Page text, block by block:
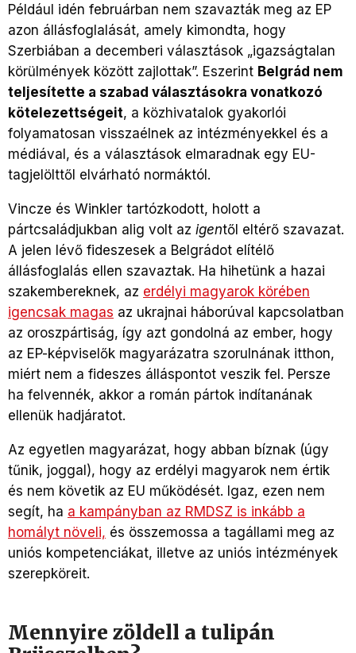
Például idén februárban nem szavazták meg az EP
azon állásfoglalását, amely kimondta, hogy
Szerbiában a decemberi választások „igazságtalan
körülmények között zajlottak”. Eszerint Belgrád nem
teljesítette a szabad választásokra vonatkozó
kötelezettségeit, a közhivatalok gyakorlói
folyamatosan visszaélnek az intézményekkel és a
médiával, és a választások elmaradnak egy EU-
tagjelölttől elvárható normáktól.
Vincze és Winkler tartózkodott, holott a
pártcsaládjukban alig volt az igentől eltérő szavazat.
A jelen lévő fideszesek a Belgrádot elítélő
állásfoglalás ellen szavaztak. Ha hihetünk a hazai
szakembereknek, az erdélyi magyarok körében
igencsak magas az ukrajnai háborúval kapcsolatban
az oroszpártiság, így azt gondolná az ember, hogy
az EP-képviselők magyarázatra szorulnának itthon,
miért nem a fideszes álláspontot veszik fel. Persze
ha felvennék, akkor a román pártok indítanának
ellenük hadjáratot.
Az egyetlen magyarázat, hogy abban bíznak (úgy
tűnik, joggal), hogy az erdélyi magyarok nem értik
és nem követik az EU működését. Igaz, ezen nem
segít, ha a kampányban az RMDSZ is inkább a
homályt növeli, és összemossa a tagállami meg az
uniós kompetenciákat, illetve az uniós intézmények
szerepköreit.
Mennyire zöldell a tulipán